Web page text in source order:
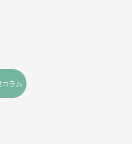
コラム